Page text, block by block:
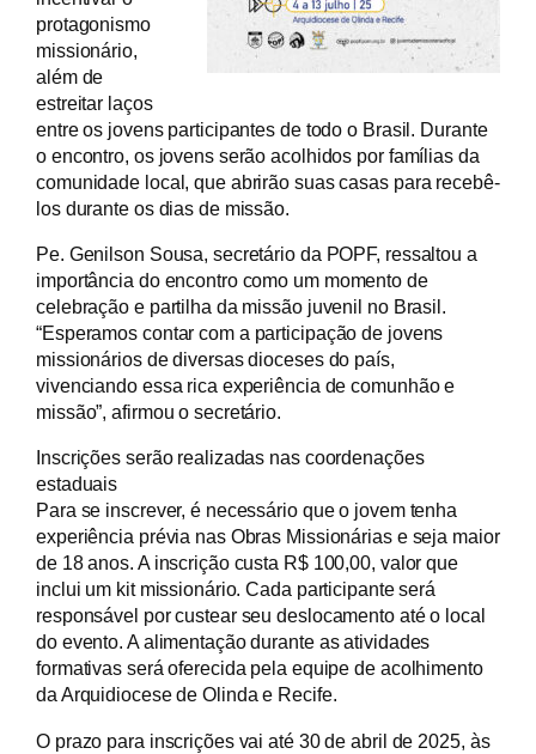
protagonismo
missionário,
além de
estreitar laços
entre os jovens participantes de todo o Brasil. Durante
o encontro, os jovens serão acolhidos por famílias da
comunidade local, que abrirão suas casas para recebê-
los durante os dias de missão.
Pe. Genilson Sousa, secretário da POPF, ressaltou a
importância do encontro como um momento de
celebração e partilha da missão juvenil no Brasil.
“Esperamos contar com a participação de jovens
missionários de diversas dioceses do país,
vivenciando essa rica experiência de comunhão e
missão”, afirmou o secretário.
Inscrições serão realizadas nas coordenações
estaduais
Para se inscrever, é necessário que o jovem tenha
experiência prévia nas Obras Missionárias e seja maior
de 18 anos. A inscrição custa R$ 100,00, valor que
inclui um kit missionário. Cada participante será
responsável por custear seu deslocamento até o local
do evento. A alimentação durante as atividades
formativas será oferecida pela equipe de acolhimento
da Arquidiocese de Olinda e Recife.
O prazo para inscrições vai até 30 de abril de 2025, às